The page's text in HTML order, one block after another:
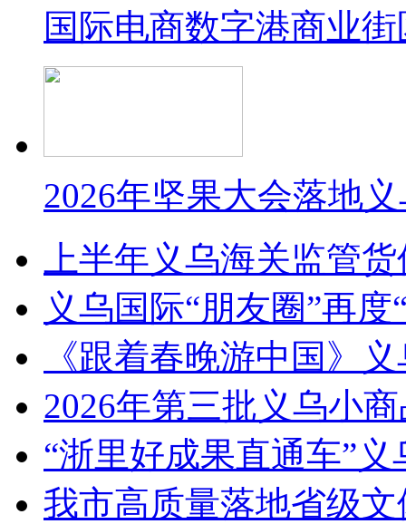
国际电商数字港商业
2026年坚果大会落地
上半年义乌海关监管
义乌国际“朋友圈”再度
《跟着春晚游中国》
2026年第三批义乌小
“浙里好成果直通车”
我市高质量落地省级